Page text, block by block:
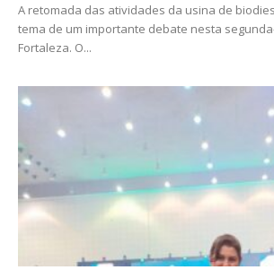
A retomada das atividades da usina de
tema de um importante debate nesta
Fortaleza. O...